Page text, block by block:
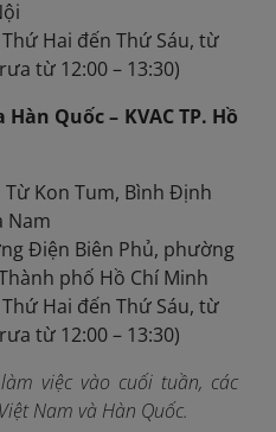
Thứ Hai đến Thứ Sáu, từ
từ 12:00 – 13:30)
Quốc – KVAC TP. Hồ
Từ Kon Tum, Bình Định
Nam
Điện Biên Phủ, phường
phố Hồ Chí Minh
Thứ Hai đến Thứ Sáu, từ
từ 12:00 – 13:30)
việc vào cuối tuần, các
Nam và Hàn Quốc.